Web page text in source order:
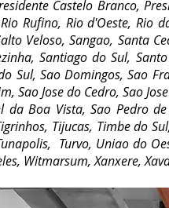
Castelo Branco,
Rufino, Rio d'Oeste, Rio
Veloso, Sangao, Santa
Santiago do Sul,
Sul, Sao Domingos, Sao
Sao Jose do Cedro, Sao
da Boa Vista, Sao Pedro
Tijucas, Timbe do
Turvo, Uniao do
Witmarsum, Xanxere,